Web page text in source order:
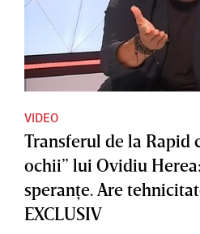
VIDEO
Transferul de la Rapid
ochii” lui Ovidiu
speranţe. Are
EXCLUSIV